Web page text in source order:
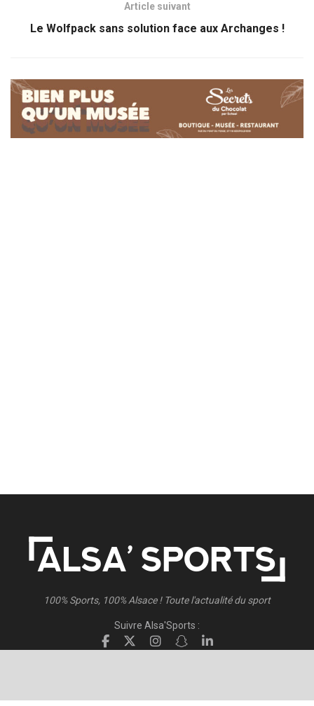
Article suivant
Le Wolfpack sans solution face aux Archanges !
100% Sports, 100% Alsace ! Toute l'actualité du sport
Suivre Alsa'Sports :